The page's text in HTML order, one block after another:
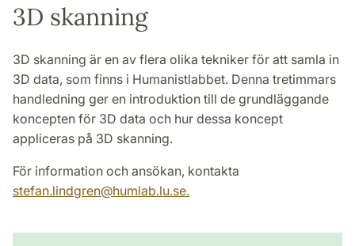
3D skanning
3D skanning är en av flera olika tekniker för att samla in
3D data, som finns i Humanistlabbet. Denna tretimmars
handledning ger en introduktion till de grundläggande
koncepten för 3D data och hur dessa koncept
appliceras på 3D skanning.
För information och ansökan, kontakta
stefan.lindgren@humlab.lu.se.